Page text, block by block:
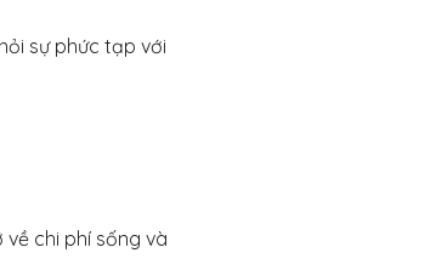
sự phức tạp với
chi phí sống và